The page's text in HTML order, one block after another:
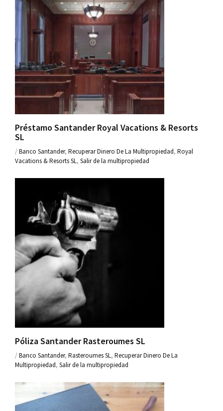
Préstamo Santander Royal Vacations & Resorts
SL
/Banco Santander, Recuperar Dinero De La Multipropiedad, Royal
Vacations & Resorts SL, Salir de la multipropiedad
Póliza Santander Rasteroumes SL
/Banco Santander, Rasteroumes SL, Recuperar Dinero De La
Multipropiedad, Salir de la multipropiedad